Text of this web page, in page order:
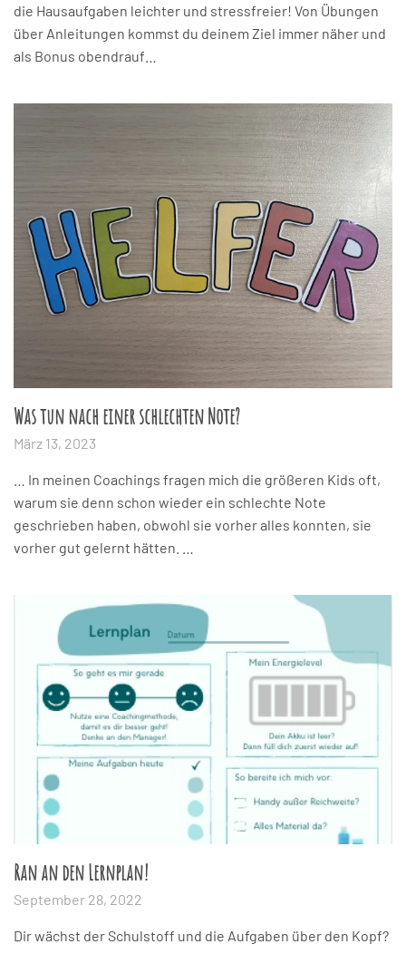
die Hausaufgaben leichter und stressfreier! Von Übungen
über Anleitungen kommst du deinem Ziel immer näher und
als Bonus obendrauf…
Was tun nach einer schlechten Note?
März 13, 2023
… In meinen Coachings fragen mich die größeren Kids oft,
warum sie denn schon wieder ein schlechte Note
geschrieben haben, obwohl sie vorher alles konnten, sie
vorher gut gelernt hätten. …
Ran an den Lernplan!
September 28, 2022
Dir wächst der Schulstoff und die Aufgaben über den Kopf?